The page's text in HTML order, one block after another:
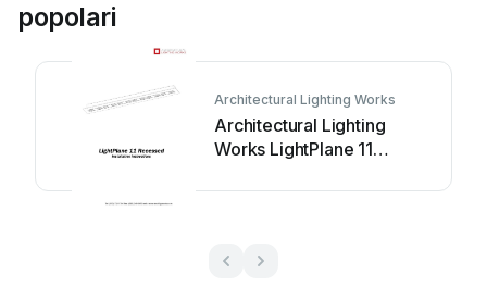
popolari
Architectural Lighting Works
Architectural Lighting
Works LightPlane 11